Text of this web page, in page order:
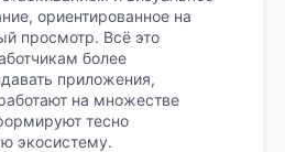
ориентированное на
просмотр. Всё это
более
приложения,
на множестве
тесно
экосистему.